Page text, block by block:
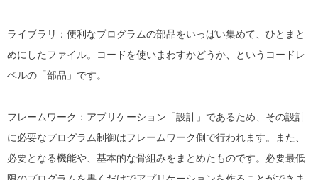
ライブラリ ：便利なプログラムの部品をいっぱい集めて、ひとまと
めにしたファイル。
コードを使いまわすかどうか、というコードレ
ベルの「部品」です。
フレームワーク ：アプリケーション「設計」であるため、その設計
に必要なプログラム制御はフレームワーク側で行われます。
また、
必要となる機能や、基本的な骨組みをまとめたものです。必要最低